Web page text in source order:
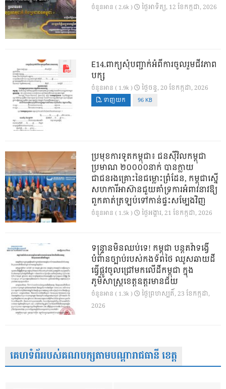
ចំនួនអាន ( 2.6k ) ថ្ងៃ​អាទិត្យ, 12 ខែ​កក្កដា, 2026
E14.ពាក្យសុំបញ្ជាក់អំពីការចូលរួមជីវភាព
បក្ស
ចំនួនអាន ( 1.9k ) ថ្ងៃ​ចន្ទ, 20 ខែ​កក្កដា, 2026
ទាញយក 96 KB
ប្រមុខការទូតកម្ពុជា៖ ជនស៊ីវិលកម្ពុជា
ប្រមាណ ២០០០០នាក់ បានក្លាយ
ជាជនរងគ្រោះនៃជម្លោះព្រំដែន, កម្ពុជាស្នើ
សហការីអាស៊ានជួយគាំទ្រការអំពាវនាវឱ្យ
ពួកគាត់ត្រឡប់ទៅកាន់ផ្ទះសម្បែងវិញ
ចំនួនអាន ( 1.5k ) ថ្ងៃ​អង្គារ, 21 ខែ​កក្កដា, 2026
ទន្ទ្រានមិនឈប់ទេ! កម្ពុជា បន្តតវ៉ាទង្វើ
បំពានច្បាប់របស់កងទ័ពថៃ ឈូសឆាយដី
ធ្វើផ្លូវចូលជ្រៅមកលើដីកម្ពុជា ក្នុង
ភូមិសាស្ត្រខេត្តឧត្តរមានជ័យ
ចំនួនអាន ( 1.3k )
ថ្ងៃ​ព្រហស្បតិ៍, 23 ខែ​កក្កដា,
2026
គេហទំព័ររបស់គណបក្សតាមបណ្តារាជធានី ខេត្ត